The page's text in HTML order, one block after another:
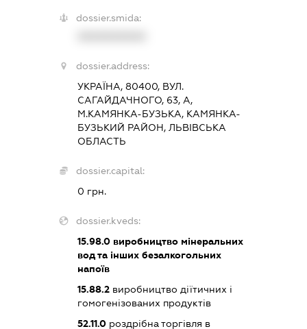
dossier.smida:
dossier.address:
УКРАЇНА, 80400, ВУЛ.
САГАЙДАЧНОГО, 63, А,
М.КАМЯНКА-БУЗЬКА, КАМЯНКА-
БУЗЬКИЙ РАЙОН, ЛЬВІВСЬКА
ОБЛАСТЬ
dossier.capital:
0 грн.
dossier.kveds:
15.98.0 виробництво мінеральних
вод та інших безалкогольних
напоїв
15.88.2 виробництво діїтичних і
гомогенізованих продуктів
52.11.0 роздрібна торгівля в